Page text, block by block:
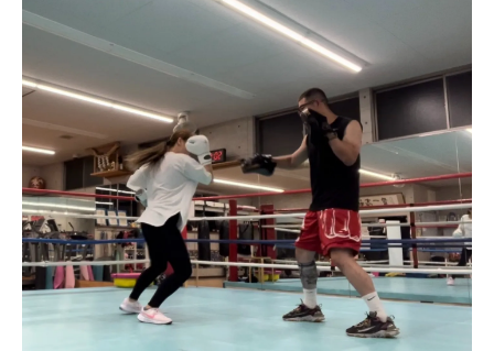
グプログラムとは
筋力アップのトレーニングプログラム
シェイプアップに効果的なプログラム
姿勢改善を目指すトレーニング
運動機能向上のためのプログラム
シニア向けトレーニングの特徴
初心者でも安心のトレーニングプラン
筋力アップからシェイプアップまで叶えるジム
筋力アップのためのおすすめメニュー